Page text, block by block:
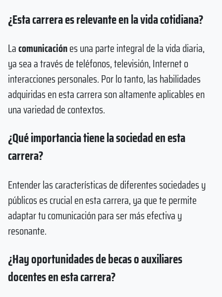
¿Esta carrera es relevante en la vida cotidiana?
Lacomunicaciónes una parte integral de la vida diaria,
ya sea a través de teléfonos, televisión, Internet o
interacciones personales. Por lo tanto, las habilidades
adquiridas en esta carrera son altamente aplicables en
una variedad de contextos.
¿Qué importancia tiene la sociedad en esta
carrera?
Entender las características de diferentes sociedades y
públicos es crucial en esta carrera, ya que te permite
adaptar tu comunicación para ser más efectiva y
resonante.
¿Hay oportunidades de becas o auxiliares
docentes en esta carrera?